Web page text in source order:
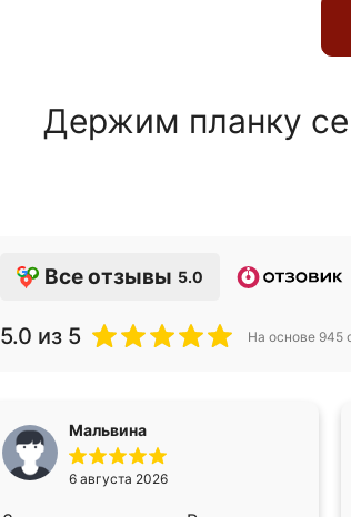
Держим планку
Все отзывы 5.0
5.0 из 5 На основе 945
Мальвина
6 августа 2026